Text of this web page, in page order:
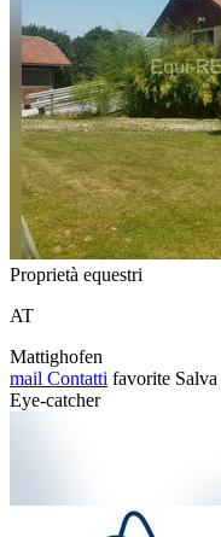
Proprietà equestri
AT
Mattighofen
mail Contatti favorite Salva
Eye-catcher